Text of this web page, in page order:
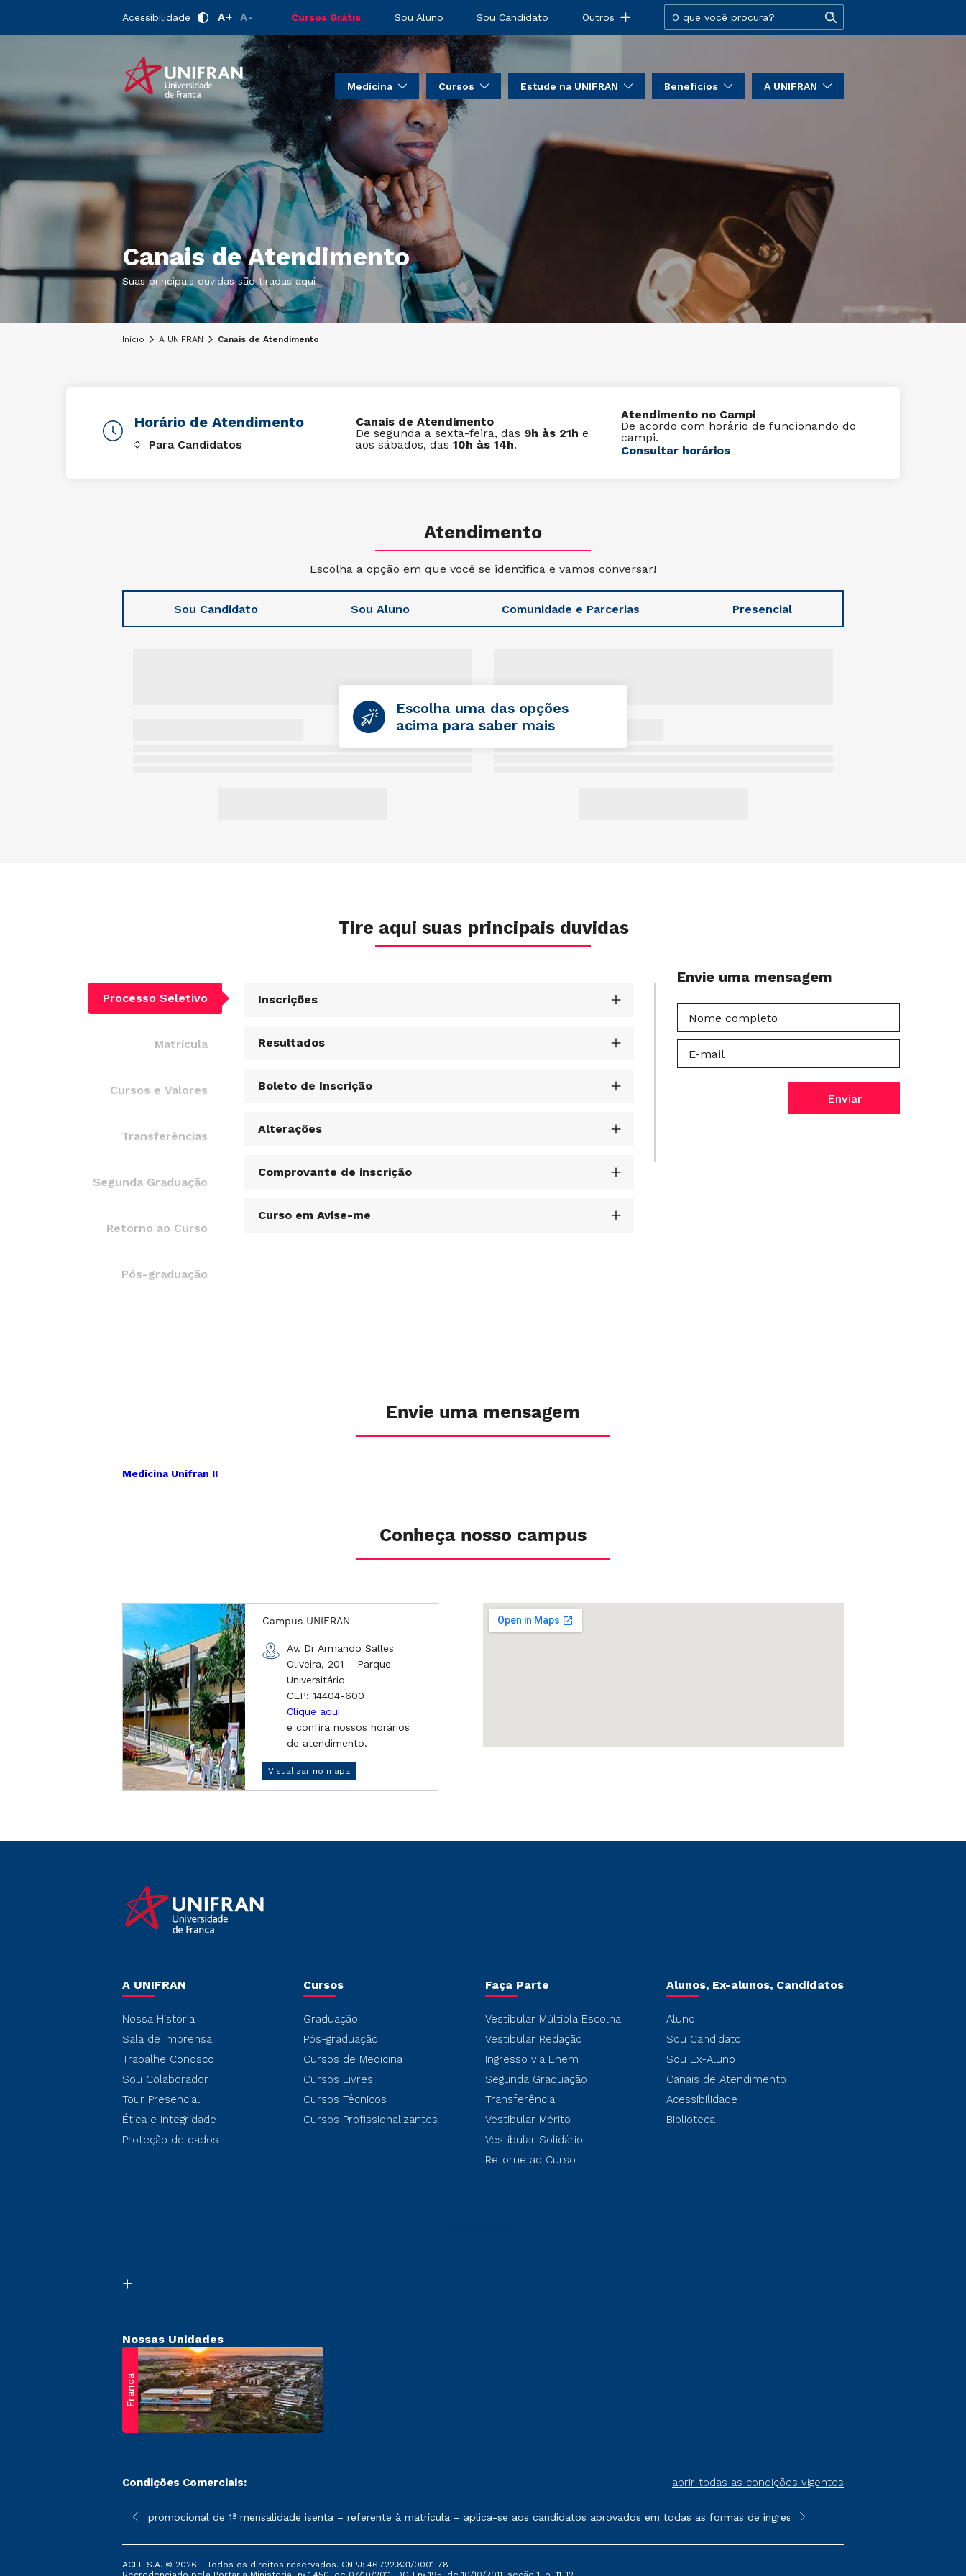
Acessibilidade A+ A- Cursos Grátis Sou Aluno Sou Candidato Outros
Medicina Cursos Estude na UNIFRAN Benefícios A UNIFRAN
Canais de Atendimento
Suas principais duvidas são tiradas aqui
Início A UNIFRAN Canais de Atendimento
Horário de Atendimento
Canais de Atendimento
De segunda a sexta-feira, das 9h às 21h e
aos sábados, das10h às 14h.
Atendimento no Campi
De acordo com horário de funcionando do
campi.
Consultar horários
Atendimento
Escolha a opção em que você se identifica e vamos conversar!
Sou Candidato Sou Aluno Comunidade e Parcerias Presencial
Escolha uma das opções
acima para saber mais
Tire aqui suas principais duvidas
Processo Seletivo
Matrícula
Cursos e Valores
Transferências
Segunda Graduação
Retorno ao Curso
Pós-graduação
Inscrições
Resultados
Boleto de Inscrição
Alterações
Comprovante de inscrição
Curso em Avise-me
Envie uma mensagem
Enviar
Envie uma mensagem
Medicina Unifran II
Conheça nosso campus
Campus UNIFRAN
Av. Dr Armando Salles
Oliveira, 201 – Parque
Universitário
CEP: 14404-600
Clique aqui
e confira nossos horários
de atendimento.
Visualizar no mapa
A UNIFRAN
Nossa História
Sala de Imprensa
Trabalhe Conosco
Sou Colaborador
Tour Presencial
Ética e Integridade
Proteção de dados
Cursos
Graduação
Pós-graduação
Cursos de Medicina
Cursos Livres
Cursos Técnicos
Cursos Profissionalizantes
Faça Parte
Vestibular Múltipla Escolha
Vestibular Redação
Ingresso via Enem
Segunda Graduação
Transferência
Vestibular Mérito
Vestibular Solidário
Retorne ao Curso
Alunos, Ex-alunos, Candidatos
Aluno
Sou Candidato
Sou Ex-Aluno
Canais de Atendimento
Acessibilidade
Biblioteca
Nossas Unidades
Franca
Condições Comerciais: abrir todas as condições vigentes
sofrer alterações nos períodos de rematrícula conforme exposto no contrato de prestação de serviços
*A condição promocional de 1ª mensalidade isenta – referente à matrícula – aplica-se aos candidatos aprovados em todas as formas de ingresso, exceto na prova on-line ou
**Semipresencial é um formato do
ACEF S.A. © 2026 - Todos os direitos reservados. CNPJ: 46.722.831/0001-78